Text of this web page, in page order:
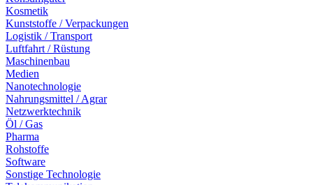
Kosmetik
Kunststoffe / Verpackungen
Logistik / Transport
Luftfahrt / Rüstung
Maschinenbau
Medien
Nanotechnologie
Nahrungsmittel / Agrar
Netzwerktechnik
Öl / Gas
Pharma
Rohstoffe
Software
Sonstige Technologie